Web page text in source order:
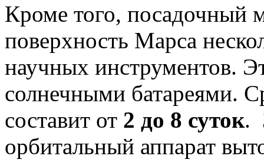
Кроме того, посадочный
поверхность Марса
научных инструментов.
солнечными батареями.
составит от 2 до 8 суток.
орбитальный аппарат